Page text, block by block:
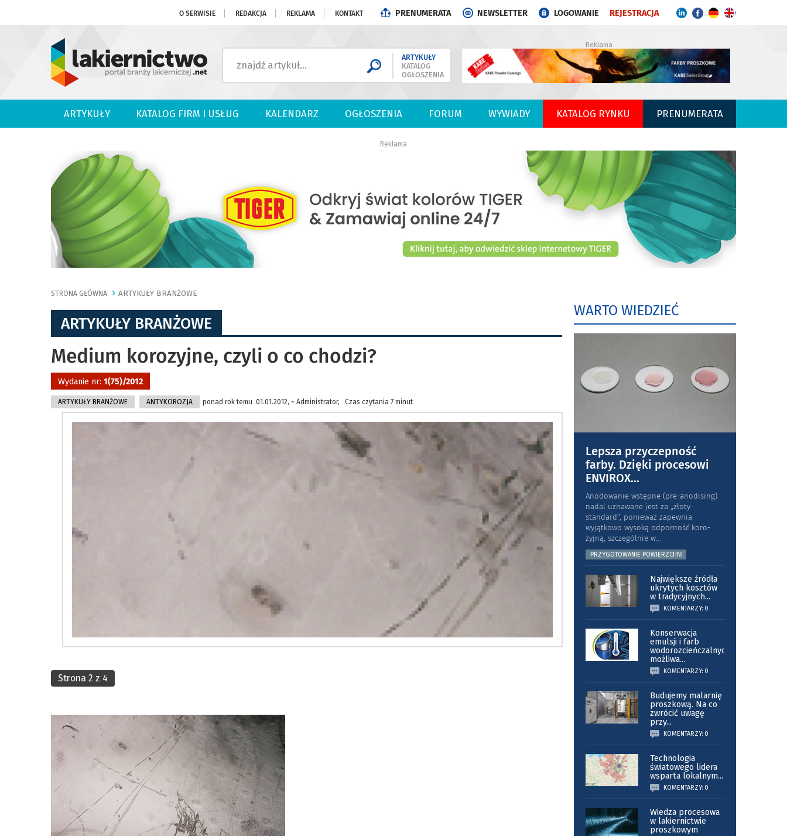
O SERWISIE REDAKCJA REKLAMA KONTAKT PRENUMERATA NEWSLETTER LOGOWANIE REJESTRACJA
ARTYKUŁY
KATALOG
OGŁOSZENIA
Reklama
ARTYKUŁY KATALOG FIRM I USŁUG KALENDARZ OGŁOSZENIA FORUM WYWIADY KATALOG RYNKU PRENUMERATA
Reklama
STRONA GŁÓWNA ARTYKUŁY BRANŻOWE
ARTYKUŁY BRANŻOWE
Medium korozyjne, czyli o co chodzi?
Wydanie nr: 1(75)/2012
ARTYKUŁY BRANŻOWE ANTYKOROZJA ponad rok temu 01.01.2012, ~ Administrator, Czas czytania 7 minut
Strona 2 z 4
WARTO WIEDZIEĆ
Lepsza przyczepność
farby. Dzięki procesowi
ENVIROX...
Anodowanie wstępne (pre-anodising)
nadal uznawane jest za „złoty
standard”, ponieważ zapewnia
wyjątkowo wysoką odporność koro­
zyjną, szczególnie w...
PRZYGOTOWANIE POWIERZCHNI
Największe źródła
ukrytych kosztów
w tradycyjnych...
KOMENTARZY: 0
Konserwacja
emulsji i farb
wodorozcieńczalnych
możliwa...
KOMENTARZY: 0
Budujemy malarnię
proszkową. Na co
zwrócić uwagę
przy...
KOMENTARZY: 0
Technologia
światowego lidera
wsparta lokalnym...
KOMENTARZY: 0
Wiedza procesowa
w lakiernictwie
proszkowym